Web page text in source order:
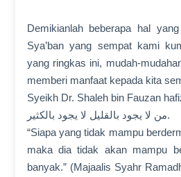
Demikianlah beberapa hal
Sya’ban yang sempat kami
yang ringkas ini, mudah-
memberi manfaat kepada kita
Syeikh Dr. Shaleh bin Fauzan
من لا يجود بالقليل لا يجود بالكثير.
“Siapa yang tidak mampu
maka dia tidak akan mampu
banyak.” (Majaalis Syahr